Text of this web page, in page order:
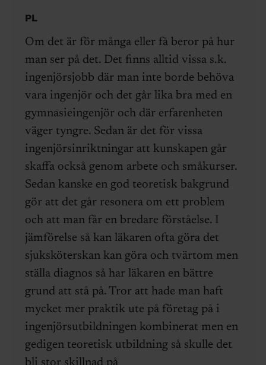
PL
Om det är för många eller få beror på hur
man ser på det. Det finns alltid vissa s.k.
ingenjörsjobb där man inte borde behöva
vara ingenjör och det går lika bra med en
gymnasieingenjör och där erfarenheten
väger tyngre. Sedan är det för vissa
ingenjörsinriktningar att kunskapen går
skaffa också genom arbete och småkurser.
Sedan kanske en god teoretisk bakgrund
gör att det går resonera om ett problem
och att man får en bredare förståelse. I
jämförelse så kan läkaren ofta göra det
sjuksköterskan kan göra och tvärtom men
ställa diagnos så har läkaren en bättre
grund att stå på. Tror att hade man haft
mycket mer praktik ute på företag på i
ingenjörsutbildningen kombinerat men en
gedigen teoretisk utbildning så skulle det
bli stor skillnad på